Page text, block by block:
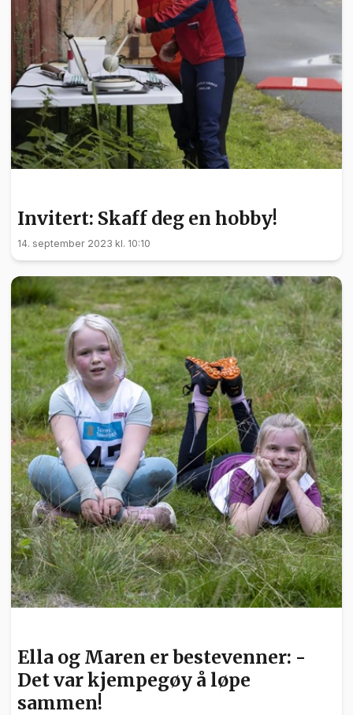
Invitert: Skaff deg en hobby!
14. september 2023 kl. 10:10
Ella og Maren er bestevenner: -
Det var kjempegøy å løpe
sammen!